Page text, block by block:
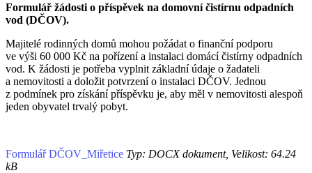
Formulář žádosti o příspěvek na domovní čistírnu odpadních
vod (DČOV).
Majitelé rodinných domů mohou požádat o finanční podporu
ve výši 60 000 Kč na pořízení a instalaci domácí čistírny odpadních
vod. K žádosti je potřeba vyplnit základní údaje o žadateli
a nemovitosti a doložit potvrzení o instalaci DČOV. Jednou
z podmínek pro získání příspěvku je, aby měl v nemovitosti alespoň
jeden obyvatel trvalý pobyt.
Formulář DČOV_Miřetice Typ: DOCX dokument, Velikost: 64.24
kB